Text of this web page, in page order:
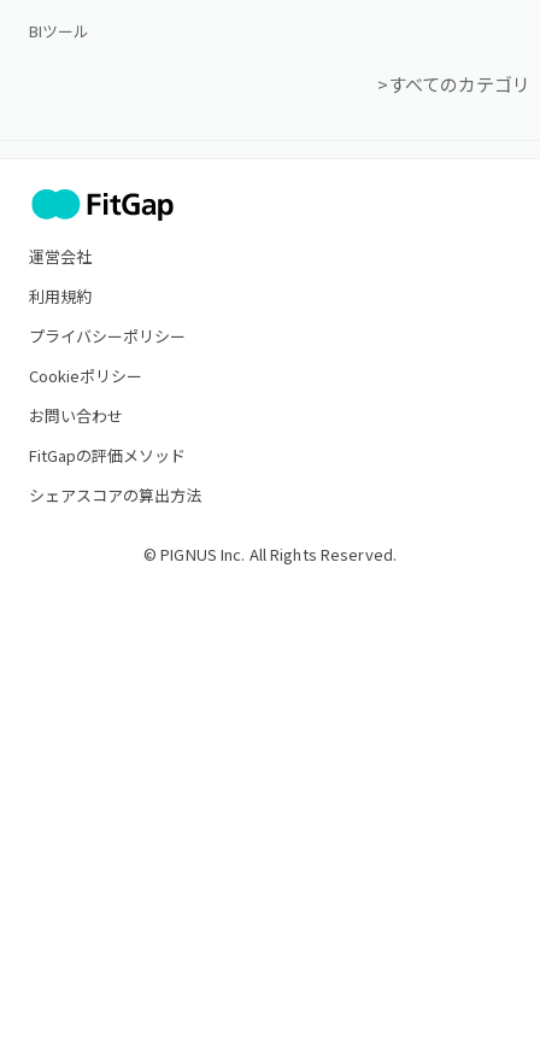
BIツール
>すべてのカテゴリ
運営会社
利用規約
プライバシーポリシー
Cookieポリシー
お問い合わせ
FitGapの評価メソッド
シェアスコアの算出方法
© PIGNUS Inc. All Rights Reserved.